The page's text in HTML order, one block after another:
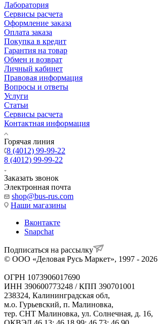
Лаборатория
Сервисы расчета
Оформление заказа
Оплата заказа
Покупка в кредит
Гарантия на товар
Обмен и возврат
Личный кабинет
Правовая информация
Вопросы и ответы
Услуги
Статьи
Сервисы расчета
Контактная информация
Горячая линия
8 (4012) 99-99-22
8 (4012) 99-99-22
Заказать звонок
Электронная почта
shop@bus-rus.com
Наши магазины
Вконтакте
Snapchat
Подписаться на рассылку
© ООО «Деловая Русь Маркет», 1997 - 2026
ОГРН 1073906017690
ИНН 390600773248 / КПП 390701001
238324, Калининградская обл,
м.о. Гурьевский, п. Малиновка,
тер. СНТ Малиновка, ул. Солнечная, д. 16,